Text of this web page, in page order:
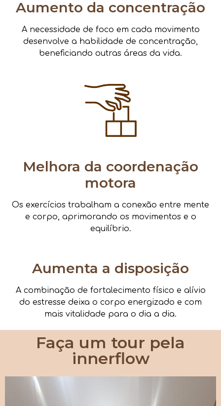
Aumento da concentração
A necessidade de foco em cada movimento
desenvolve a habilidade de concentração,
beneficiando outras áreas da vida.
Melhora da coordenação
motora
Os exercícios trabalham a conexão entre mente
e corpo, aprimorando os movimentos e o
equilíbrio.
Aumenta a disposição
A combinação de fortalecimento físico e alívio
do estresse deixa o corpo energizado e com
mais vitalidade para o dia a dia.
Faça um tour pela
innerflow